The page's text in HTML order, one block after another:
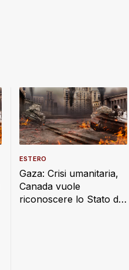
Gaza: Crisi umanitaria,
Canada vuole
riconoscere lo Stato di
ESTERO